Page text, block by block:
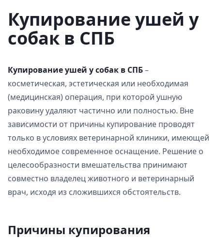
Купирование ушей у
собак в СПБ
Купирование ушей у собак в СПБ–
косметическая, эстетическая или необходимая
(медицинская) операция, при которой ушную
раковину удаляют частично или полностью. Вне
зависимости от причины купирование проводят
только в условиях ветеринарной клиники, имеющей
необходимое современное оснащение. Решение о
целесообразности вмешательства принимают
совместно владелец животного и ветеринарный
врач, исходя из сложившихся обстоятельств.
Причины купирования